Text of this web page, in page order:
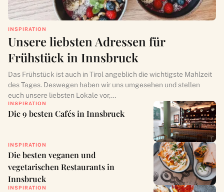
INSPIRATION
Unsere liebsten Adressen für
Frühstück in Innsbruck
Das Frühstück ist auch in Tirol angeblich die wichtigste Mahlzeit
des Tages. Deswegen haben wir uns umgesehen und stellen
euch unsere liebsten Lokale vor,…
INSPIRATION
Die 9 besten Cafés in Innsbruck
INSPIRATION
Die besten veganen und
vegetarischen Restaurants in
Innsbruck
INSPIRATION